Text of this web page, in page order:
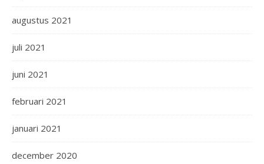
augustus 2021
juli 2021
juni 2021
februari 2021
januari 2021
december 2020